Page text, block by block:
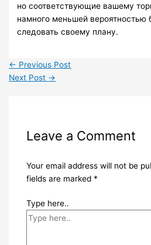
но соответствующие вашему
намного меньшей вероятностью
следовать своему плану.
← Previous Post
Next Post →
Leave a Comment
Your email address will not be
fields are marked *
Type here..